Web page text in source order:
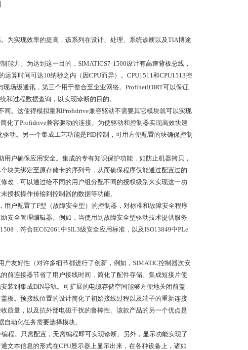
为实现效率的提高，该系列在设计、处理、系统诊断以及TIA博途
力。为达到这一目的，SIMATICS7-1500设计有高速背板总线，
算时间可达10纳秒之内（因CPU而异）。CPU1511和CPU1513控
场级通讯，第三个用于整合至企业网络。ProfinetIOIRT可以保证
和过程数据查询，以实现诊断的目的。
。这使得模拟量和Profidrive兼容驱动不需要其它模块就可以实现
化了Profidrive兼容驱动的连接。为使驱动和控制器实现高效快速
动。另一个集成工艺功能是PID控制，可用方便配置的块确保控制
户确保应用安全。集成的专有知识保护功能，如防止机器拷贝，
块关绑定至原存储卡的序列号，从而确保程序仅能通过配置过的
改，可以通过给不同的用户组分配不同的授权级别来实现这一功
授权操作传输到控制器的数据等功能。
户配置了F型（故障安全型）的控制器，对标准和故障安全程序
安全管理编辑器。例如，当使用到故障安全型驱动技术提供服务
，符合IEC62061中SIL3级安全应用标准，以及ISO13849中PLe
友好性（对许多细节都进行了创新，例如，SIMATIC控制器次安
前连接器节省了用户接线时间，简化了配件存储。集成短接片使
装到集成DIN导轨。可扩展的电缆存储空间能够方便地关闭前盖
板。预接线位置的设计简化了初始接线过程以及端子的重新连接
质量，以及抗外部电磁干扰的鲁棒性。该款产品的另一个优点是
动化任务需要选择模块。
程。只需配置，无需编程即可实现诊断。另外，显示功能实现了
文本信息的形式在CPU显示器上显示出来，在各种设备上，诸如